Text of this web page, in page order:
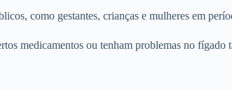
como gestantes, crianças e mulheres em
medicamentos ou tenham problemas no